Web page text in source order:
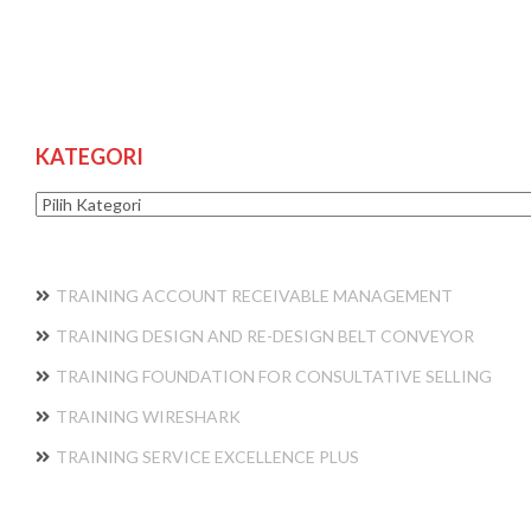
KATEGORI
Kategori
TRAINING ACCOUNT RECEIVABLE MANAGEMENT
TRAINING DESIGN AND RE-DESIGN BELT CONVEYOR
TRAINING FOUNDATION FOR CONSULTATIVE SELLING
TRAINING WIRESHARK
TRAINING SERVICE EXCELLENCE PLUS